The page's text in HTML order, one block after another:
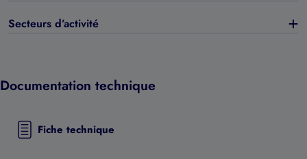
Secteurs d’activité
Documentation technique
Fiche technique